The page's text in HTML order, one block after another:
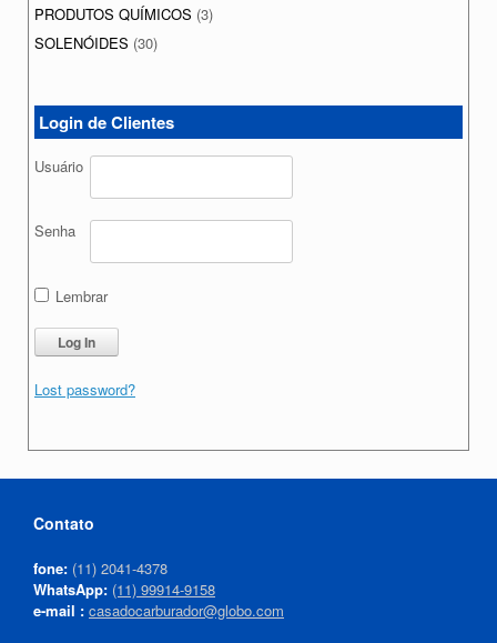
PRODUTOS QUÍMICOS (3)
SOLENÓIDES (30)
Login de Clientes
Usuário
Senha
Lembrar
Lost password?
Contato
fone: (11) 2041-4378
WhatsApp: (11) 99914-9158
e-mail : casadocarburador@globo.com